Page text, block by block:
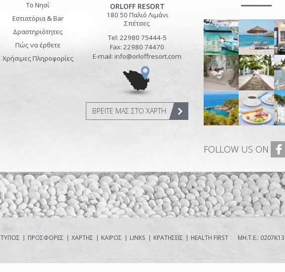
Το Νησί
Εστιατόρια & Bar
Δραστηριότητες
Πώς να έρθετε
Χρήσιμες Πληροφορίες
ORLOFF RESORT
180 50 Παλιό Λιμάνι
Σπέτσες
Tel: 22980 75444-5
Fax: 22980 74470
E-mail: info@orloffresort.com
ΒΡΕΙΤΕ ΜΑΣ ΣΤΟ ΧΑΡΤΗ
FOLLOW US ON
ΤΥΠΟΣ ΠΡΟΣΦΟΡΕΣ ΧΑΡΤΗΣ ΚΑΙΡΟΣ LINKS ΚΡΑΤΗΣΕΙΣ HEALTH FIRST ΜΗ.Τ.Ε.: